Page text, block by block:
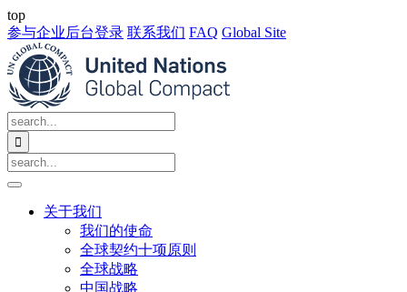
top
参与企业后台登录 联系我们 FAQ Global Site

关于我们
我们的使命
全球契约十项原则
全球战略
中国战略